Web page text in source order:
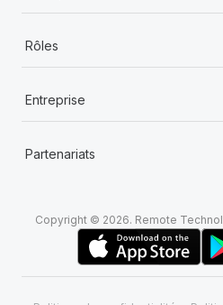
Rôles
Entreprise
Partenariats
Copyright © 2026. Remote